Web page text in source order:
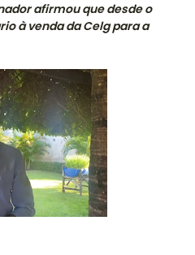
afirmou que desde o
à venda da Celg para a